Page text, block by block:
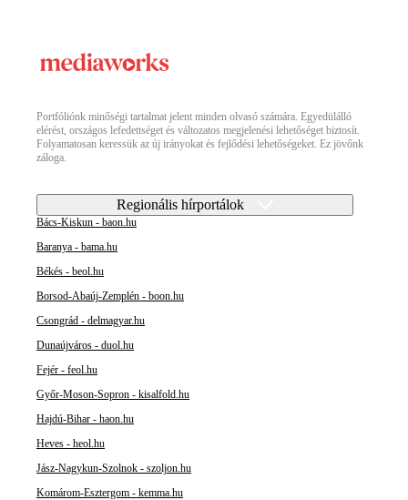
Portfóliónk minőségi tartalmat jelent minden olvasó számára. Egyedülálló
elérést, országos lefedettséget és változatos megjelenési lehetőséget biztosít.
Folyamatosan keressük az új irányokat és fejlődési lehetőségeket. Ez jövőnk
záloga.
Regionális hírportálok
Bács-Kiskun - baon.hu
Baranya - bama.hu
Békés - beol.hu
Borsod-Abaúj-Zemplén - boon.hu
Csongrád - delmagyar.hu
Dunaújváros - duol.hu
Fejér - feol.hu
Győr-Moson-Sopron - kisalfold.hu
Hajdú-Bihar - haon.hu
Heves - heol.hu
Jász-Nagykun-Szolnok - szoljon.hu
Komárom-Esztergom - kemma.hu